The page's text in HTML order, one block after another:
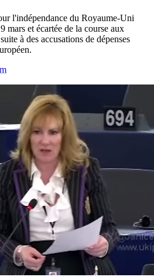
l'indépendance du Royaume-Uni
mars et écartée de la course aux
à des accusations de dépenses